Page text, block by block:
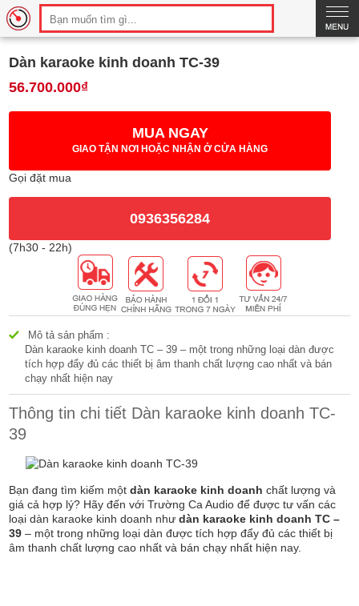
Dàn karaoke kinh doanh TC-39
Thông số Hình ảnh Bình luận
56.700.000₫
MUA NGAY
GIAO TẬN NƠI HOẶC NHẬN Ở CỬA HÀNG
Gọi đặt mua
0936356284
(7h30 - 22h)
Mô tả sản phẩm :
Dàn karaoke kinh doanh TC – 39 – một trong những loại dàn được
tích hợp đẩy đủ các thiết bị âm thanh chất lượng cao nhất và bán
chạy nhất hiện nay
Thông tin chi tiết Dàn karaoke kinh doanh TC-
39
Bạn đang tìm kiếm mộtdàn karaoke kinh doanh chất lượng và
giá cả hợp lý? Hãy đến với Trường Ca Audio để được tư vấn các
loại dàn karaoke kinh doanh nhưdàn karaoke kinh doanh TC –
39– một trong những loại dàn được tích hợp đẩy đủ các thiết bị
âm thanh chất lượng cao nhất và bán chạy nhất hiện nay.